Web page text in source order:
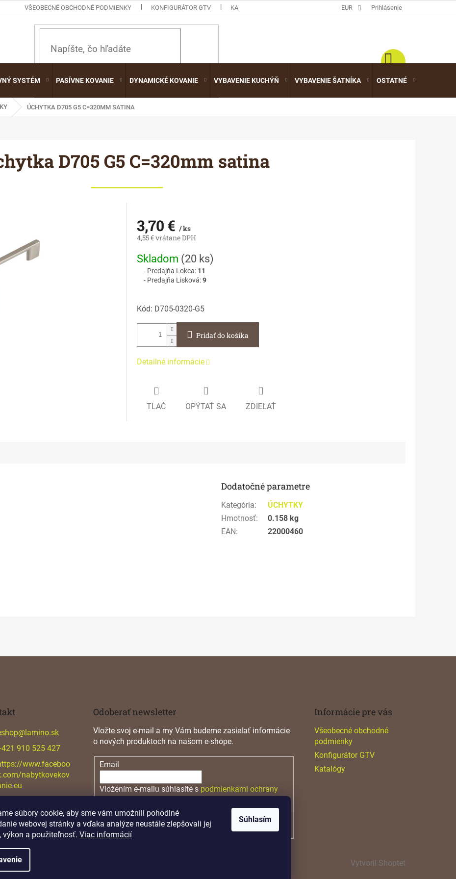
súbory cookie, aby sme vám umožnili pohodlné
webovej stránky a vďaka analýze neustále zlepšovali jej
výkon a použiteľnosť. Viac informácií
Súhlasím
VŠEOBECNÉ OBCHODNÉ PODMIENKY KONFIGURÁTOR GTV KATALÓGY EUR Prihlásenie
HĽADAŤ
SYSTÉM PASÍVNE KOVANIE DYNAMICKÉ KOVANIE VYBAVENIE KUCHÝŇ VYBAVENIE ŠATNÍKA OSTATNÉ
ÚCHYTKA D705 G5 C=320MM SATINA
D705 G5 C=320mm satina
3,70 € / ks
4,55 € vrátane DPH
Jednotková
cena:
Skladom (20 ks)
Predajňa Lokca: 11
Predajňa Lisková:9
Kód: D705-0320-G5
Pridať do košíka
Detailné informácie
TLAČ OPÝTAŤ SA ZDIEĽAŤ
Dodatočné parametre
Kategória:
ÚCHYTKY
Hmotnosť:
0.158 kg
EAN: 22000460
@lamino.sk
910 525 427
www.faceboo
nabytkovekov
Odoberať newsletter
Vložte svoj e-mail a my Vám budeme zasielať informácie
o nových produktoch na našom e-shope.
Email
Vložením e-mailu súhlasíte s podmienkami ochrany
PRIHLÁSIŤ SA
Informácie pre vás
Všeobecné obchodné
podmienky
Konfigurátor GTV
Katalógy
Vytvoril Shoptet